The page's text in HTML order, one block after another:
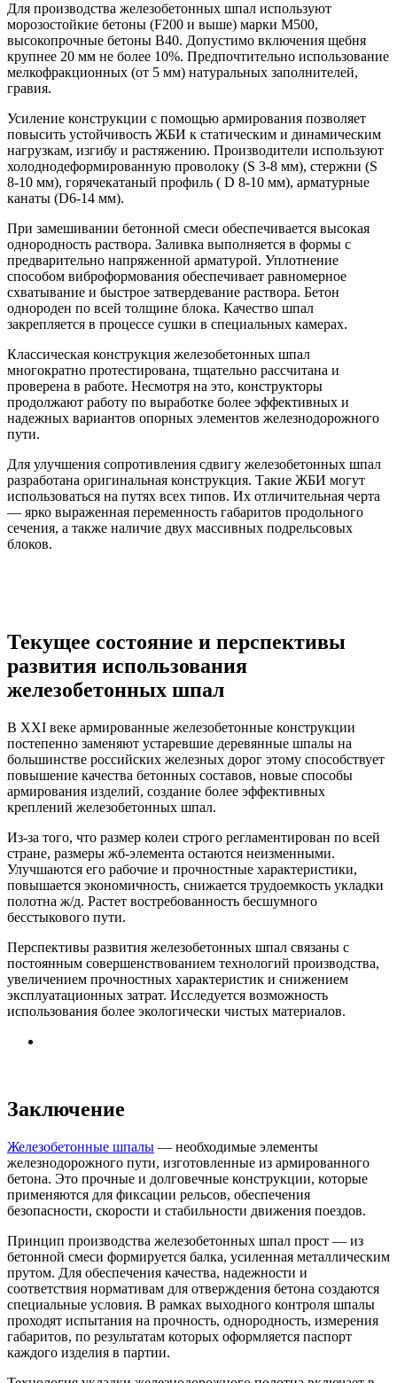
Для производства железобетонных шпал используют
морозостойкие бетоны (F200 и выше) марки М500,
высокопрочные бетоны В40. Допустимо включения щебня
крупнее 20 мм не более 10%. Предпочтительно использование
мелкофракционных (от 5 мм) натуральных заполнителей,
гравия.
Усиление конструкции с помощью армирования позволяет
повысить устойчивость ЖБИ к статическим и динамическим
нагрузкам, изгибу и растяжению. Производители используют
холоднодеформированную проволоку (S 3-8 мм), стержни (S
8-10 мм), горячекатаный профиль ( D 8-10 мм), арматурные
канаты (D6-14 мм).
При замешивании бетонной смеси обеспечивается высокая
однородность раствора. Заливка выполняется в формы с
предварительно напряженной арматурой. Уплотнение
способом виброформования обеспечивает равномерное
схватывание и быстрое затвердевание раствора. Бетон
однороден по всей толщине блока. Качество шпал
закрепляется в процессе сушки в специальных камерах.
Классическая конструкция железобетонных шпал
многократно протестирована, тщательно рассчитана и
проверена в работе. Несмотря на это, конструкторы
продолжают работу по выработке более эффективных и
надежных вариантов опорных элементов железнодорожного
пути.
Для улучшения сопротивления сдвигу железобетонных шпал
разработана оригинальная конструкция. Такие ЖБИ могут
использоваться на путях всех типов. Их отличительная черта
— ярко выраженная переменность габаритов продольного
сечения, а также наличие двух массивных подрельсовых
блоков.
Текущее состояние и перспективы
развития использования
железобетонных шпал
В XXI веке армированные железобетонные конструкции
постепенно заменяют устаревшие деревянные шпалы на
большинстве российских железных дорог этому способствует
повышение качества бетонных составов, новые способы
армирования изделий, создание более эффективных
креплений железобетонных шпал.
Из-за того, что размер колеи строго регламентирован по всей
стране, размеры жб-элемента остаются неизменными.
Улучшаются его рабочие и прочностные характеристики,
повышается экономичность, снижается трудоемкость укладки
полотна ж/д. Растет востребованность бесшумного
бесстыкового пути.
Перспективы развития железобетонных шпал связаны с
постоянным совершенствованием технологий производства,
увеличением прочностных характеристик и снижением
эксплуатационных затрат. Исследуется возможность
использования более экологически чистых материалов.
Заключение
Железобетонные шпалы — необходимые элементы
железнодорожного пути, изготовленные из армированного
бетона. Это прочные и долговечные конструкции, которые
применяются для фиксации рельсов, обеспечения
безопасности, скорости и стабильности движения поездов.
Принцип производства железобетонных шпал прост — из
бетонной смеси формируется балка, усиленная металлическим
прутом. Для обеспечения качества, надежности и
соответствия нормативам для отверждения бетона создаются
специальные условия. В рамках выходного контроля шпалы
проходят испытания на прочность, однородность, измерения
габаритов, по результатам которых оформляется паспорт
каждого изделия в партии.